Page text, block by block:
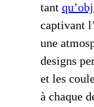
tant
captivant
une
designs
et les
à chaque